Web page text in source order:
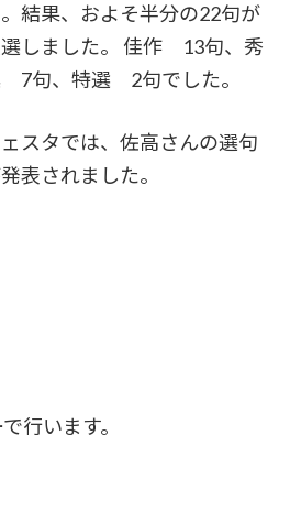
結果、およそ半分の22句が
しました。 佳作 13句、秀
7句、特選 2句でした。
スタでは、佐高さんの選句
表されました。
行います。